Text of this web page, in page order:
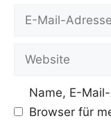
Adresse
Website
Name, E-
Browser für